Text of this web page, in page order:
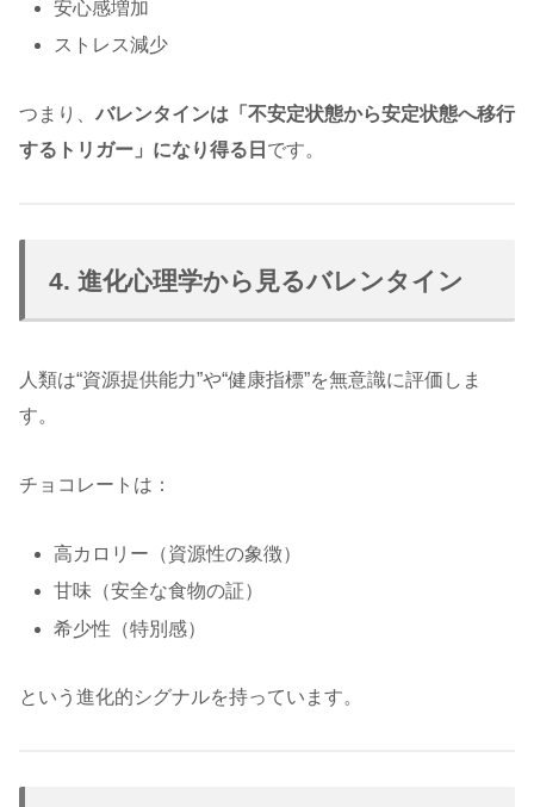
安心感増加
ストレス減少
つまり、 バレンタインは「不安定状態から安定状態へ移行
するトリガー」になり得る日 です。
4. 進化心理学から見るバレンタイン
人類は“資源提供能力”や“健康指標”を無意識に評価しま
す。
チョコレートは：
高カロリー（資源性の象徴）
甘味（安全な食物の証）
希少性（特別感）
という進化的シグナルを持っています。